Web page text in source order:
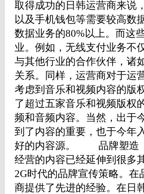
取得成功的日韩运营商来说
以及手机钱包等需要较高数
数据业务的80%以上。而这
业。例如，无线支付业务不
与其他行业的合作伙伴，诸
关系。同样，运营商对于运
考虑到音乐和视频内容的版
了超过五家音乐和视频版权
频和音频内容。当然，出于
到了内容的重要，也于今年
好的内容源。 品牌塑造
经营的内容已经延伸到很多
2G时代的品牌宣传策略。
商提供了先进的经验。在日